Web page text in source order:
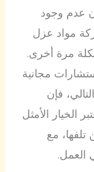
عدم وجود
مواد عزل
مرة أخرى.
مجانية
فإن
الخيار الأمثل
مع
العمل.